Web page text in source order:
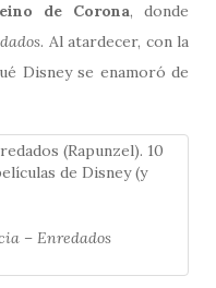
de Corona, donde
. Al atardecer, con la
Disney se enamoró de
– Enredados